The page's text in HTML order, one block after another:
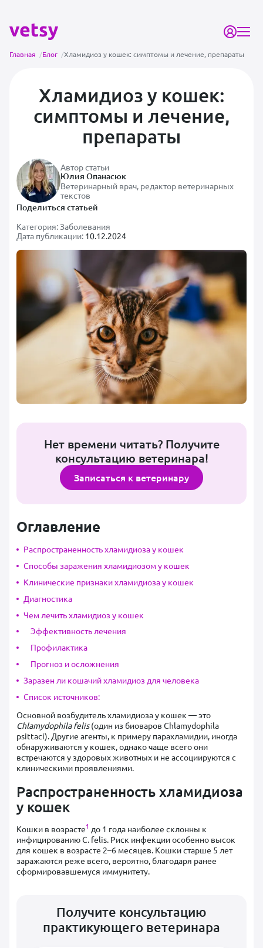
Главная /Блог /Хламидиоз у кошек: симптомы и лечение, препараты
Хламидиоз у кошек:
симптомы и лечение,
препараты
Автор статьи
Юлия Опанасюк
Ветеринарный врач, редактор ветеринарных
текстов
Поделиться статьей
Категория:Заболевания
Дата публикации: 10.12.2024
Нет времени читать? Получите
консультацию ветеринара!
Записаться к ветеринару
Оглавление
Распространенность хламидиоза у кошек
Способы заражения хламидиозом у кошек
Клинические признаки хламидиоза у кошек
Диагностика
Чем лечить хламидиоз у кошек
Эффективность лечения
Профилактика
Прогноз и осложнения
Заразен ли кошачий хламидиоз для человека
Список источников:
Основной возбудитель хламидиоза у кошек — это
Chlamydophila felis(один из биоваров Chlamydophila
psittaci). Другие агенты, к примеру парахламидии, иногда
обнаруживаются у кошек, однако чаще всего они
встречаются у здоровых животных и не ассоциируются с
клиническими проявлениями.
Распространенность хламидиоза
у кошек
Кошки в возрасте1 до 1 года наиболее склонны к
инфицированию C. felis. Риск инфекции особенно высок
для кошек в возрасте 2–6 месяцев. Кошки старше 5 лет
заражаются реже всего, вероятно, благодаря ранее
сформировавшемуся иммунитету.
Получите консультацию
практикующего ветеринара